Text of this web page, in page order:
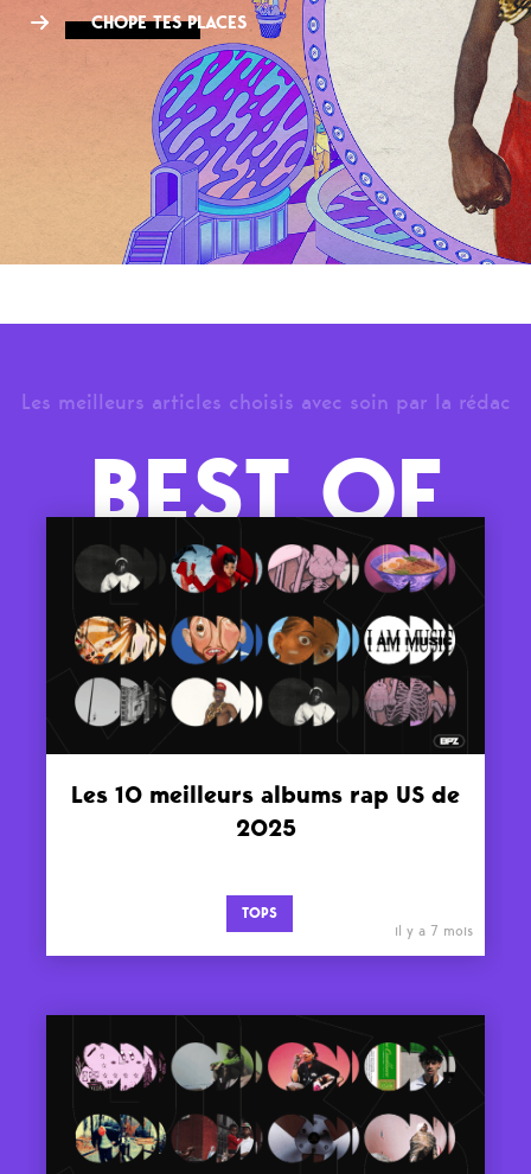
CHOPE TES PLACES
Les meilleurs articles choisis avec soin par la rédac
BEST OF
Les 10 meilleurs albums rap US de
2025
TOPS
il y a 7 mois